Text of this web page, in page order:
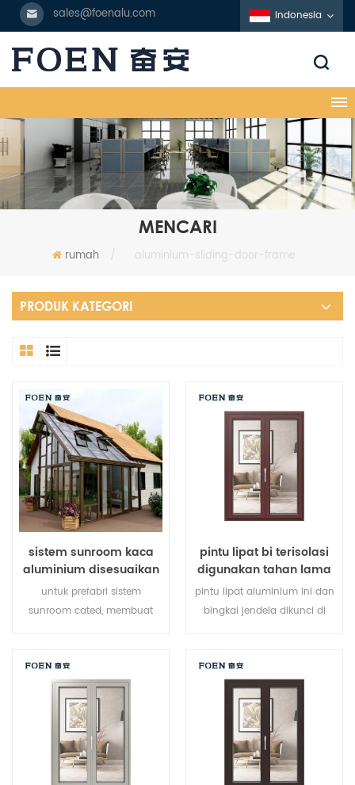
sales@foenalu.com Indonesia
MENCARI
rumah / aluminium-sliding-door-frame
PRODUK KATEGORI
sistem sunroom kaca
aluminium disesuaikan
untuk prefabri sistem
sunroom cated, membuat
pintu lipat bi terisolasi
digunakan tahan lama
untuk hotel tepi laut
pintu lipat aluminium ini dan
bingkai jendela dikunci di
anti-pencurian sangat baik.
berbagai jenis pintu untuk
memenuhi berbagai
kebutuhan arsitektur.